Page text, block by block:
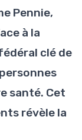
Pennie,
à la
clé de
santé. Cet
révèle la